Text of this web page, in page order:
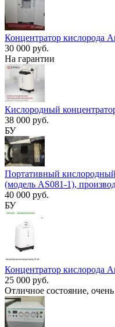
Концентратор кислорода
30 000 руб.
На гарантии
Кислородный
38 000 руб.
БУ
Портативный
(модель AS081-1),
40 000 руб.
БУ
Концентратор кислорода
25 000 руб.
Отличное состояние,